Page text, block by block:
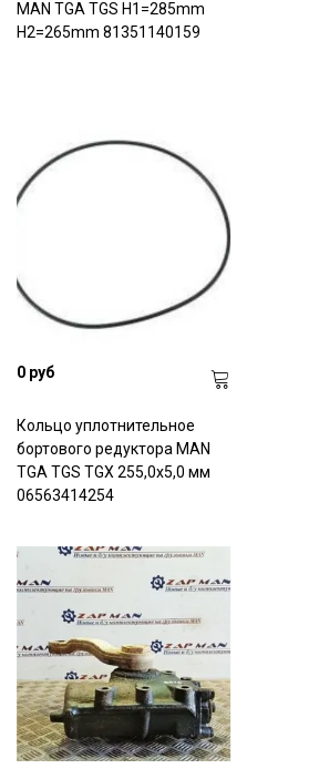
MAN TGA TGS H1=285mm
H2=265mm 81351140159
0 руб
Кольцо уплотнительное
бортового редуктора MAN
TGA TGS TGX 255,0x5,0 мм
06563414254